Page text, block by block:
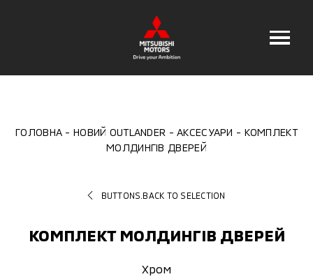
ГОЛОВНА НОВИЙ OUTLANDER АКСЕСУАРИ
КОМПЛЕКТ
МОЛДИНГІВ ДВЕРЕЙ
BUTTONS.BACK TO SELECTION
КОМПЛЕКТ МОЛДИНГІВ ДВЕРЕЙ
Хром